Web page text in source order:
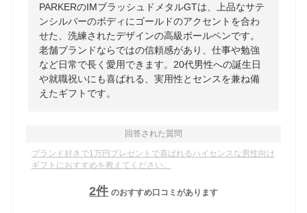
PARKERのIMブラッシュドメタルGTは、上品なサテ
ンシルバーのボディにゴールドのアクセントを合わ
せた、洗練されたデザインの高級ボールペンです。
老舗ブランドならではの信頼感があり、仕事や勉強
など日常で長く愛用できます。20代男性への誕生日
や就職祝いにも喜ばれる、実用性とセンスを兼ね備
えたギフトです。
回答された質問
ブランド好きで1万円プレゼントで喜ばれるハイセンスな男性向け
ギフトにおすすめを教えてください。
2件 のおすすめ口コミがあります